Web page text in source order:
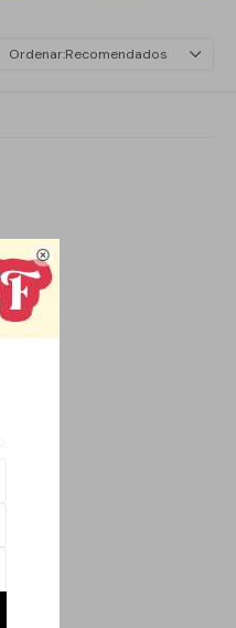

Recomendados